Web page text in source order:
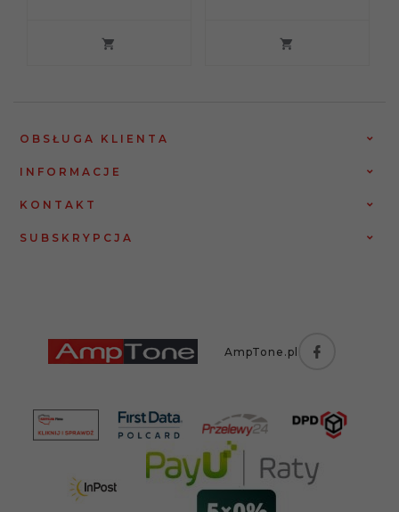
OBSŁUGA KLIENTA
INFORMACJE
KONTAKT
SUBSKRYPCJA
AmpTone.pl